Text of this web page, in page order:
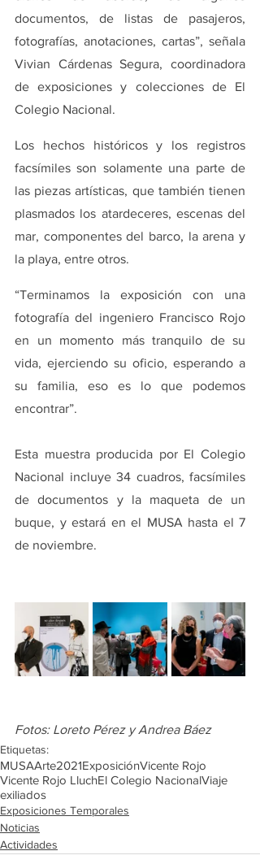
documentos, de listas de pasajeros,
fotografías, anotaciones, cartas”, señala
Vivian Cárdenas Segura, coordinadora
de exposiciones y colecciones de El
Colegio Nacional.
Los hechos históricos y los registros
facsímiles son solamente una parte de
las piezas artísticas, que también tienen
plasmados los atardeceres, escenas del
mar, componentes del barco, la arena y
la playa, entre otros.
“Terminamos la exposición con una
fotografía del ingeniero Francisco Rojo
en un momento más tranquilo de su
vida, ejerciendo su oficio, esperando a
su familia, eso es lo que podemos
encontrar”.
Esta muestra producida por El Colegio
Nacional incluye 34 cuadros, facsímiles
de documentos y la maqueta de un
buque, y estará en el MUSA hasta el 7
de noviembre.
Fotos: Loreto Pérez y Andrea Báez
Etiquetas:
MUSAArte2021ExposiciónVicente Rojo
Vicente Rojo LluchEl Colegio NacionalViaje
exiliados
Exposiciones Temporales
Noticias
Actividades